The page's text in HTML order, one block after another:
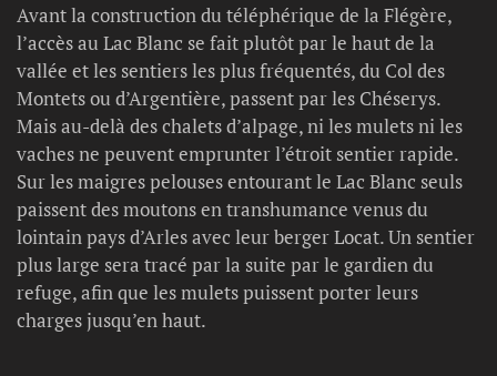
Avant la construction du téléphérique de la Flégère,
l’accès au Lac Blanc se fait plutôt par le haut de la
vallée et les sentiers les plus fréquentés, du Col des
Montets ou d’Argentière, passent par les Chéserys.
Mais au-delà des chalets d’alpage, ni les mulets ni les
vaches ne peuvent emprunter l’étroit sentier rapide.
Sur les maigres pelouses entourant le Lac Blanc seuls
paissent des moutons en transhumance venus du
lointain pays d’Arles avec leur berger Locat. Un sentier
plus large sera tracé par la suite par le gardien du
refuge, afin que les mulets puissent porter leurs
charges jusqu’en haut.